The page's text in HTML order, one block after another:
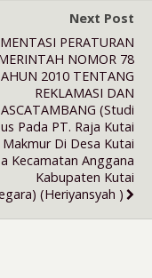
Next Post
PERATURAN
NOMOR 78
2010 TENTANG
REKLAMASI DAN
(Studi
Pada PT. Raja Kutai
Makmur Di Desa Kutai
Kecamatan Anggana
Kabupaten Kutai
(Heriyansyah )